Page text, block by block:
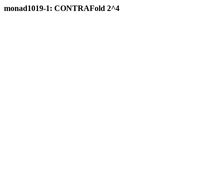
monad1019-1: CONTRAFold 2^4